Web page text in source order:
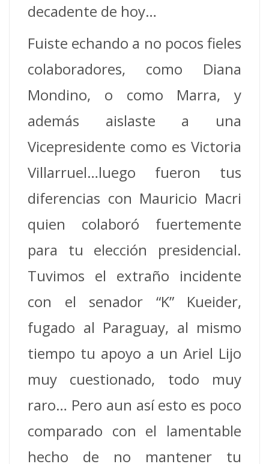
decadente de hoy…
Fuiste echando a no pocos fieles
colaboradores, como Diana
Mondino, o como Marra, y
además aislaste a una
Vicepresidente como es Victoria
Villarruel…luego fueron tus
diferencias con Mauricio Macri
quien colaboró fuertemente
para tu elección presidencial.
Tuvimos el extraño incidente
con el senador “K” Kueider,
fugado al Paraguay, al mismo
tiempo tu apoyo a un Ariel Lijo
muy cuestionado, todo muy
raro… Pero aun así esto es poco
comparado con el lamentable
hecho de no mantener tu